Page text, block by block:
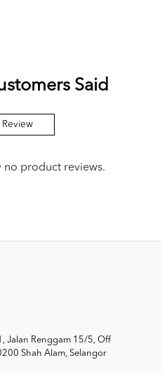
Said
no product reviews.
Jalan Renggam 15/5, Off
Shah Alam, Selangor